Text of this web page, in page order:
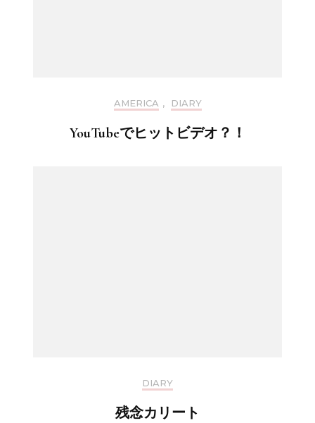
AMERICA , DIARY
YouTubeでヒットビデオ？！
DIARY
残念カリート